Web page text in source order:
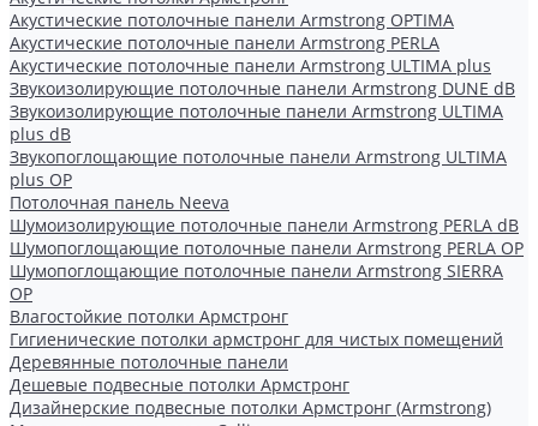
Акустические потолочные панели Armstrong OPTIMA
Акустические потолочные панели Armstrong PERLA
Акустические потолочные панели Armstrong ULTIMA plus
Звукоизолирующие потолочные панели Armstrong DUNE dB
Звукоизолирующие потолочные панели Armstrong ULTIMA
plus dB
Звукопоглощающие потолочные панели Armstrong ULTIMA
plus OP
Потолочная панель Neeva
Шумоизолирующие потолочные панели Armstrong PERLA dB
Шумопоглощающие потолочные панели Armstrong PERLA OP
Шумопоглощающие потолочные панели Armstrong SIERRA
OP
Влагостойкие потолки Армстронг
Гигиенические потолки армстронг для чистых помещений
Деревянные потолочные панели
Дешевые подвесные потолки Армстронг
Дизайнерские подвесные потолки Армстронг (Armstrong)